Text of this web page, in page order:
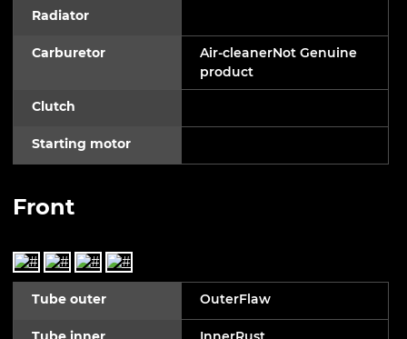
Radiator
Carburetor
Air-cleanerNot Genuine
product
Clutch
Starting motor
Front
Tube outer OuterFlaw